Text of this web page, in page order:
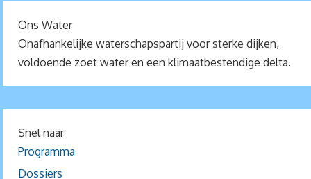
Ons Water
Onafhankelijke waterschapspartij voor sterke dijken,
voldoende zoet water en een klimaatbestendige delta.
Snel naar
Programma
Dossiers